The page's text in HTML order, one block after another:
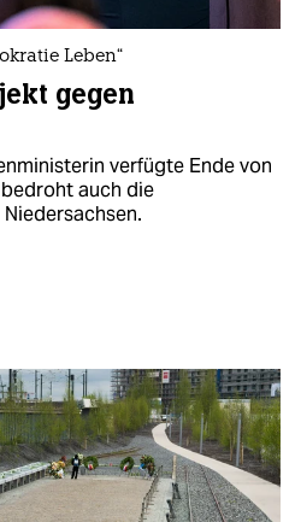
Leben“
gegen
verfügte Ende von
auch die